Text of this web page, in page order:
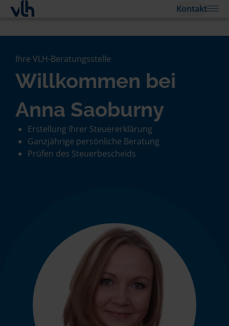
Kontakt
Ihre VLH-Beratungsstelle
Willkommen bei
Anna Saoburny
Erstellung Ihrer Steuererklärung
Ganzjährige persönliche Beratung
Prüfen des Steuerbescheids